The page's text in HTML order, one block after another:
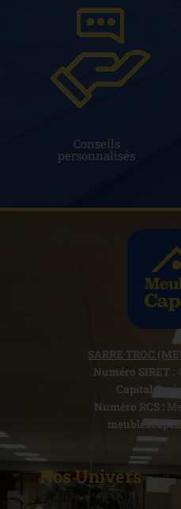
Conseils
personnalisés
SARRE TROC
Numéro SIRET :
Capital
Numéro RCS :
Nos Univers